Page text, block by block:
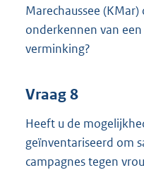
Marechaussee
onderkennen van
verminking?
Vraag 8
Heeft u de
geïnventariseerd om
campagnes tegen